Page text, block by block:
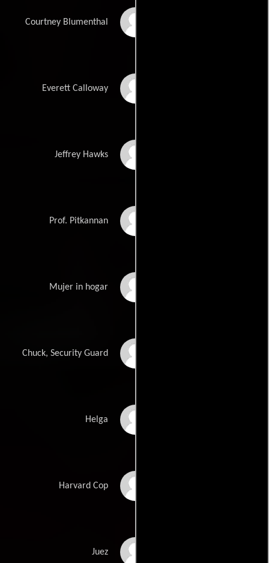
Courtney Blumenthal
Everett Calloway
Jeffrey Hawks
Prof. Pitkannan
Mujer in hogar
Chuck, Security Guard
Helga
Harvard Cop
Juez